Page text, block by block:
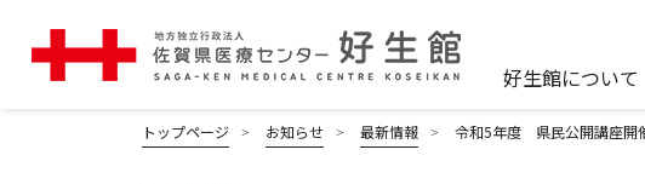
好生館について
トップページ お知らせ 最新情報 令和5年度 県民公開講座開